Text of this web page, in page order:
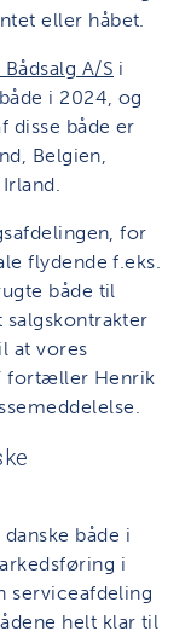
eller håbet.
A/S i
i 2024, og
disse både er
Belgien,
for
flydende f.eks.
både til
at vores
fortæller Henrik
både i
i
serviceafdeling
helt klar til